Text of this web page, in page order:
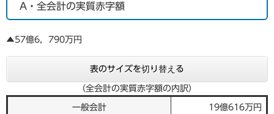
A・全会計の実質赤字額
▲57億6，790万円
表のサイズを切り替える
（全会計の実質赤字額の内訳）
一般会計 19億616万円